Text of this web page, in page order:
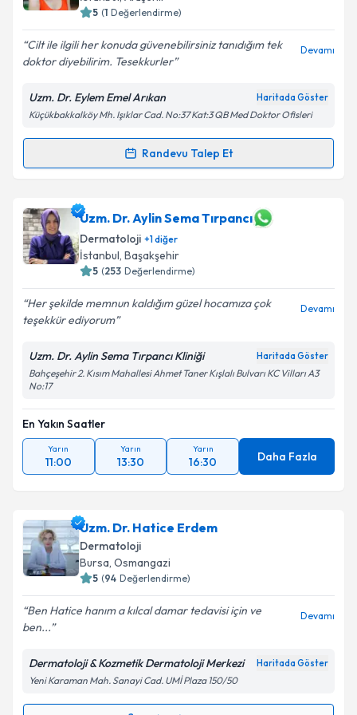
kapsamda işlenmesini kabul ediyorum.
Takvim Talebini Gönder
5 (1 Değerlendirme)
Cilt ile ilgili her konuda güvenebilirsiniz tanıdığım tek
doktor diyebilirim. Tesekkurler
Devamı
Uzm. Dr. Eylem Emel Arıkan Haritada Göster
Küçükbakkalköy Mh. Işıklar Cad. No:37 Kat:3 QB Med Doktor Ofisleri
Randevu Talep Et
Randevu Takvimi Talebi
Uzm. Dr. Eylem Emel Arıkaniçin randevu takvimi
talebi oluşturun. Size bu uzmandan randevu almanız
için bir takvim hazırlandığında e-posta ile
bilgilendireceğiz.
E-posta Adresiniz
Kişisel verilerimin işlenmesine ilişkinAydınlatma
Takvim Talebini Gönder
Uzm. Dr. Aylin Sema Tırpancı
Dermatoloji +1diğer
İstanbul, Başakşehir
5 (253 Değerlendirme)
Her şekilde memnun kaldığım güzel hocamıza çok
teşekkür ediyorum
Devamı
Uzm. Dr. Aylin Sema Tırpancı Kliniği Haritada Göster
Bahçeşehir 2. Kısım Mahallesi Ahmet Taner Kışlalı Bulvarı KC Vilları A3
No:17
En Yakın Saatler
Yarın
11:00
Yarın
13:30
Yarın
16:30 Daha Fazla
Uzm. Dr. Hatice Erdem
Dermatoloji
Bursa, Osmangazi
5 (94 Değerlendirme)
Ben Hatice hanım a kılcal damar tedavisi için ve
ben...
Devamı
Dermatoloji & Kozmetik Dermatoloji Merkezi Haritada Göster
Yeni Karaman Mah. Sanayi Cad. UMİ Plaza 150/50